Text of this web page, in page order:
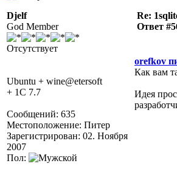
Djelf
God Member
Отсутствует
Ubuntu + wine@etersoft
+ 1C 7.7
Сообщений: 635
Местоположение: Питер
Зарегистрирован: 02. Ноября
2007
Пол:
Re:
Ответ
orefkov
Как вам
Идея